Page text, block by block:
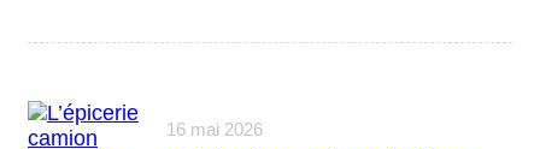
16 mai 2026